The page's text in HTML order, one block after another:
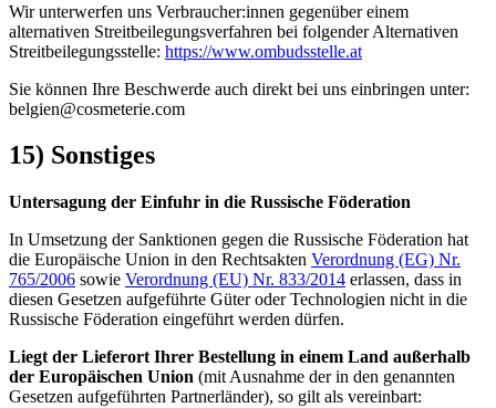
Wir unterwerfen uns Verbraucher:innen gegenüber einem
alternativen Streitbeilegungsverfahren bei folgender Alternativen
Streitbeilegungsstelle: https://www.ombudsstelle.at
Sie können Ihre Beschwerde auch direkt bei uns einbringen unter:
belgien@cosmeterie.com
15) Sonstiges
Untersagung der Einfuhr in die Russische Föderation
In Umsetzung der Sanktionen gegen die Russische Föderation hat
die Europäische Union in den Rechtsakten Verordnung (EG) Nr.
765/2006 sowie Verordnung (EU) Nr. 833/2014 erlassen, dass in
diesen Gesetzen aufgeführte Güter oder Technologien nicht in die
Russische Föderation eingeführt werden dürfen.
Liegt der Lieferort Ihrer Bestellung in einem Land außerhalb
der Europäischen Union (mit Ausnahme der in den genannten
Gesetzen aufgeführten Partnerländer), so gilt als vereinbart: